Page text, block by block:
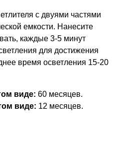
с двуями частями
емкости. Нанесите
каждые 3-5 минут
для достижения
время осветления 15-20
виде: 60 месяцев.
виде: 12 месяцев.